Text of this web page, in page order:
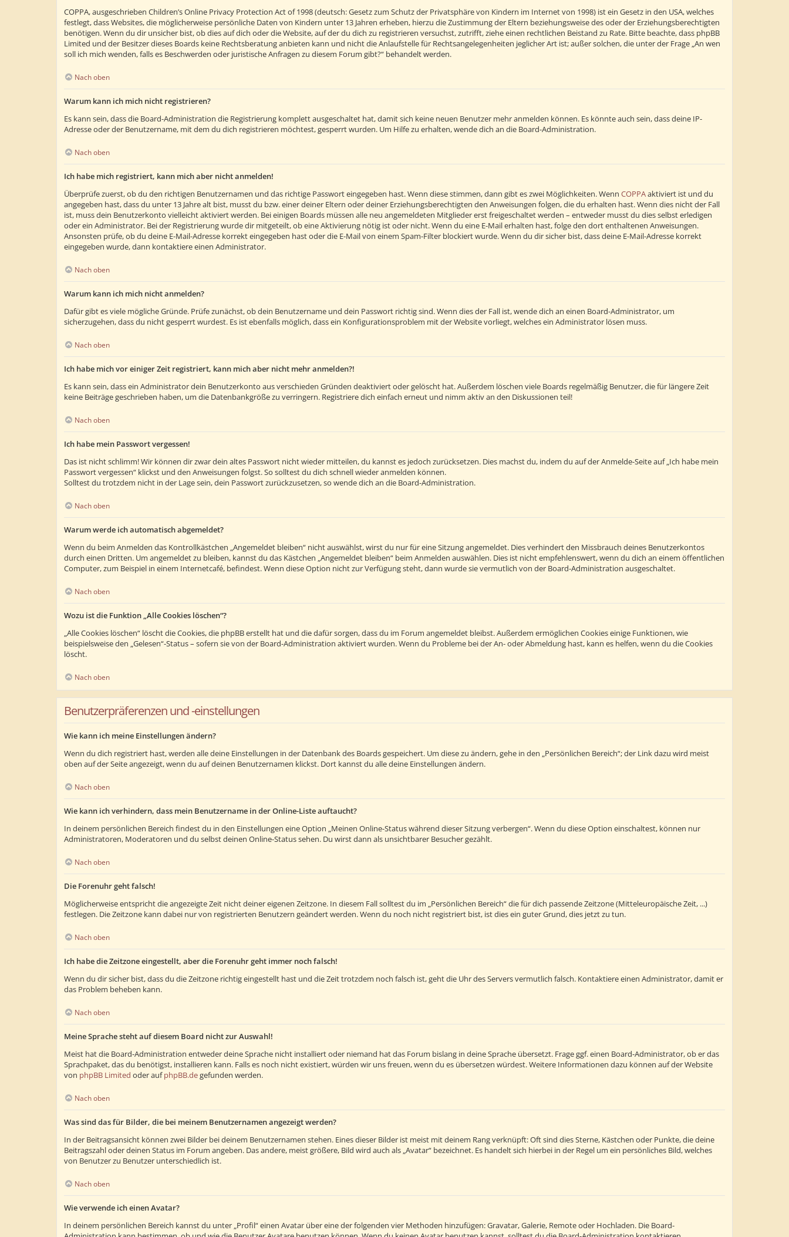
COPPA, ausgeschrieben Children’s Online Privacy Protection Act of 1998 (deutsch: Gesetz zum Schutz der Privatsphäre von Kindern im Internet von 1998) ist ein Gesetz in den USA, welches
festlegt, dass Websites, die möglicherweise persönliche Daten von Kindern unter 13 Jahren erheben, hierzu die Zustimmung der Eltern beziehungsweise des oder der Erziehungsberechtigten
benötigen. Wenn du dir unsicher bist, ob dies auf dich oder die Website, auf der du dich zu registrieren versuchst, zutrifft, ziehe einen rechtlichen Beistand zu Rate. Bitte beachte, dass phpBB
Limited und der Besitzer dieses Boards keine Rechtsberatung anbieten kann und nicht die Anlaufstelle für Rechtsangelegenheiten jeglicher Art ist; außer solchen, die unter der Frage „An wen
soll ich mich wenden, falls es Beschwerden oder juristische Anfragen zu diesem Forum gibt?“ behandelt werden.
Nach oben
Warum kann ich mich nicht registrieren?
Es kann sein, dass die Board-Administration die Registrierung komplett ausgeschaltet hat, damit sich keine neuen Benutzer mehr anmelden können. Es könnte auch sein, dass deine IP-
Adresse oder der Benutzername, mit dem du dich registrieren möchtest, gesperrt wurden. Um Hilfe zu erhalten, wende dich an die Board-Administration.
Nach oben
Ich habe mich registriert, kann mich aber nicht anmelden!
Überprüfe zuerst, ob du den richtigen Benutzernamen und das richtige Passwort eingegeben hast. Wenn diese stimmen, dann gibt es zwei Möglichkeiten. Wenn COPPAaktiviert ist und du
angegeben hast, dass du unter 13 Jahre alt bist, musst du bzw. einer deiner Eltern oder deiner Erziehungsberechtigten den Anweisungen folgen, die du erhalten hast. Wenn dies nicht der Fall
ist, muss dein Benutzerkonto vielleicht aktiviert werden. Bei einigen Boards müssen alle neu angemeldeten Mitglieder erst freigeschaltet werden – entweder musst du dies selbst erledigen
oder ein Administrator. Bei der Registrierung wurde dir mitgeteilt, ob eine Aktivierung nötig ist oder nicht. Wenn du eine E-Mail erhalten hast, folge den dort enthaltenen Anweisungen.
Ansonsten prüfe, ob du deine E-Mail-Adresse korrekt eingegeben hast oder die E-Mail von einem Spam-Filter blockiert wurde. Wenn du dir sicher bist, dass deine E-Mail-Adresse korrekt
eingegeben wurde, dann kontaktiere einen Administrator.
Nach oben
Warum kann ich mich nicht anmelden?
Dafür gibt es viele mögliche Gründe. Prüfe zunächst, ob dein Benutzername und dein Passwort richtig sind. Wenn dies der Fall ist, wende dich an einen Board-Administrator, um
sicherzugehen, dass du nicht gesperrt wurdest. Es ist ebenfalls möglich, dass ein Konfigurationsproblem mit der Website vorliegt, welches ein Administrator lösen muss.
Nach oben
Ich habe mich vor einiger Zeit registriert, kann mich aber nicht mehr anmelden?!
Es kann sein, dass ein Administrator dein Benutzerkonto aus verschieden Gründen deaktiviert oder gelöscht hat. Außerdem löschen viele Boards regelmäßig Benutzer, die für längere Zeit
keine Beiträge geschrieben haben, um die Datenbankgröße zu verringern. Registriere dich einfach erneut und nimm aktiv an den Diskussionen teil!
Nach oben
Ich habe mein Passwort vergessen!
Das ist nicht schlimm! Wir können dir zwar dein altes Passwort nicht wieder mitteilen, du kannst es jedoch zurücksetzen. Dies machst du, indem du auf der Anmelde-Seite auf „Ich habe mein
Passwort vergessen“ klickst und den Anweisungen folgst. So solltest du dich schnell wieder anmelden können.
Solltest du trotzdem nicht in der Lage sein, dein Passwort zurückzusetzen, so wende dich an die Board-Administration.
Nach oben
Warum werde ich automatisch abgemeldet?
Wenn du beim Anmelden das Kontrollkästchen „Angemeldet bleiben“ nicht auswählst, wirst du nur für eine Sitzung angemeldet. Dies verhindert den Missbrauch deines Benutzerkontos
durch einen Dritten. Um angemeldet zu bleiben, kannst du das Kästchen „Angemeldet bleiben“ beim Anmelden auswählen. Dies ist nicht empfehlenswert, wenn du dich an einem öffentlichen
Computer, zum Beispiel in einem Internetcafé, befindest. Wenn diese Option nicht zur Verfügung steht, dann wurde sie vermutlich von der Board-Administration ausgeschaltet.
Nach oben
Wozu ist die Funktion „Alle Cookies löschen“?
„Alle Cookies löschen“ löscht die Cookies, die phpBB erstellt hat und die dafür sorgen, dass du im Forum angemeldet bleibst. Außerdem ermöglichen Cookies einige Funktionen, wie
beispielsweise den „Gelesen“-Status – sofern sie von der Board-Administration aktiviert wurden. Wenn du Probleme bei der An- oder Abmeldung hast, kann es helfen, wenn du die Cookies
löscht.
Nach oben
Benutzerpräferenzen und -einstellungen
Wie kann ich meine Einstellungen ändern?
Wenn du dich registriert hast, werden alle deine Einstellungen in der Datenbank des Boards gespeichert. Um diese zu ändern, gehe in den „Persönlichen Bereich“; der Link dazu wird meist
oben auf der Seite angezeigt, wenn du auf deinen Benutzernamen klickst. Dort kannst du alle deine Einstellungen ändern.
Nach oben
Wie kann ich verhindern, dass mein Benutzername in der Online-Liste auftaucht?
In deinem persönlichen Bereich findest du in den Einstellungen eine Option „Meinen Online-Status während dieser Sitzung verbergen“. Wenn du diese Option einschaltest, können nur
Administratoren, Moderatoren und du selbst deinen Online-Status sehen. Du wirst dann als unsichtbarer Besucher gezählt.
Nach oben
Die Forenuhr geht falsch!
Möglicherweise entspricht die angezeigte Zeit nicht deiner eigenen Zeitzone. In diesem Fall solltest du im „Persönlichen Bereich“ die für dich passende Zeitzone (Mitteleuropäische Zeit, ...)
festlegen. Die Zeitzone kann dabei nur von registrierten Benutzern geändert werden. Wenn du noch nicht registriert bist, ist dies ein guter Grund, dies jetzt zu tun.
Nach oben
Ich habe die Zeitzone eingestellt, aber die Forenuhr geht immer noch falsch!
Wenn du dir sicher bist, dass du die Zeitzone richtig eingestellt hast und die Zeit trotzdem noch falsch ist, geht die Uhr des Servers vermutlich falsch. Kontaktiere einen Administrator, damit er
das Problem beheben kann.
Nach oben
Meine Sprache steht auf diesem Board nicht zur Auswahl!
Meist hat die Board-Administration entweder deine Sprache nicht installiert oder niemand hat das Forum bislang in deine Sprache übersetzt. Frage ggf. einen Board-Administrator, ob er das
Sprachpaket, das du benötigst, installieren kann. Falls es noch nicht existiert, würden wir uns freuen, wenn du es übersetzen würdest. Weitere Informationen dazu können auf der Website
von phpBB Limited oder aufphpBB.degefunden werden.
Nach oben
Was sind das für Bilder, die bei meinem Benutzernamen angezeigt werden?
In der Beitragsansicht können zwei Bilder bei deinem Benutzernamen stehen. Eines dieser Bilder ist meist mit deinem Rang verknüpft: Oft sind dies Sterne, Kästchen oder Punkte, die deine
Beitragszahl oder deinen Status im Forum angeben. Das andere, meist größere, Bild wird auch als „Avatar“ bezeichnet. Es handelt sich hierbei in der Regel um ein persönliches Bild, welches
von Benutzer zu Benutzer unterschiedlich ist.
Nach oben
Wie verwende ich einen Avatar?
In deinem persönlichen Bereich kannst du unter „Profil“ einen Avatar über eine der folgenden vier Methoden hinzufügen: Gravatar, Galerie, Remote oder Hochladen. Die Board-